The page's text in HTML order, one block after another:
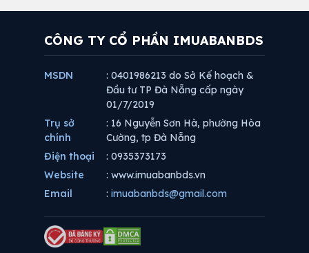
CÔNG TY CỔ PHẦN IMUABANBDS
MSDN
: 0401986213 do Sở Kế hoạch &
Đầu tư TP Đà Nẵng cấp ngày
01/7/2019
Trụ sở
chính
: 16 Nguyễn Sơn Hà, phường Hòa
Cường, tp Đà Nẵng
Điện thoại
: 0935373173
Website
: www.imuabanbds.vn
Email
: imuabanbds@gmail.com